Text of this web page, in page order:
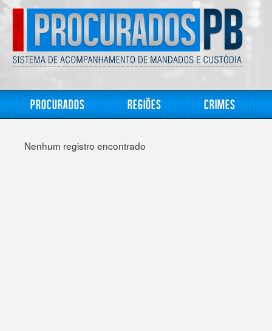
Procurados Regiões Crimes
Nenhum registro encontrado